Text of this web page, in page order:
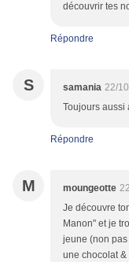
découvrir tes
Répondre
S samania 22/
Toujours aussi
Répondre
M moungeotte
Je découvre
Manon" et je
jeune (non
une chocolat